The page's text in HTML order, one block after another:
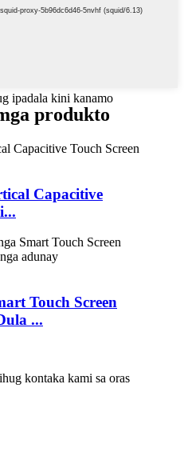
ipadala kini kanamo
produkto
Capacitive
Touch Screen
...
kontaka kami sa oras